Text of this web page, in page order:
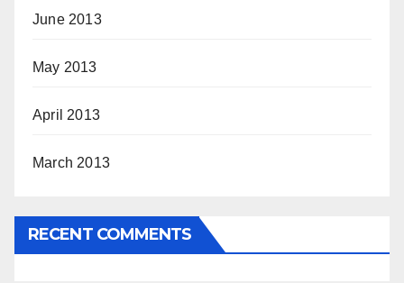
June 2013
May 2013
April 2013
March 2013
RECENT COMMENTS